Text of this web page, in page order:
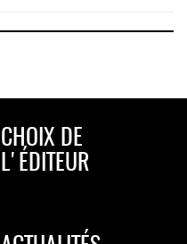
CHOIX DE
L'ÉDITEUR